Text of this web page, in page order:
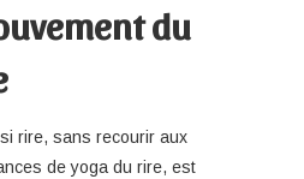
du
rire, sans recourir aux
de yoga du rire, est